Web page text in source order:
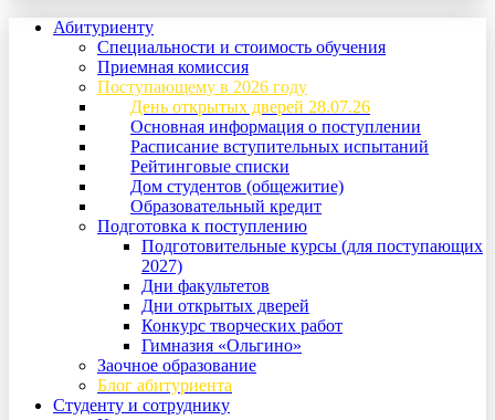
Абитуриенту
Специальности и стоимость обучения
Приемная комиссия
Поступающему в 2026 году
День открытых дверей 28.07.26
Основная информация о поступлении
Расписание вступительных испытаний
Рейтинговые списки
Дом студентов (общежитие)
Образовательный кредит
Подготовка к поступлению
Подготовительные курсы (для поступающих
2027)
Дни факультетов
Дни открытых дверей
Конкурс творческих работ
Гимназия «Ольгино»
Заочное образование
Блог абитуриента
Студенту и сотруднику